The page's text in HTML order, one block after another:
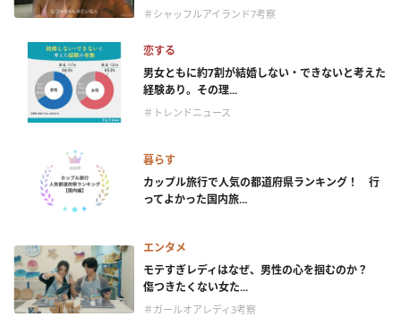
＃シャッフルアイランド7考察
恋する
男女ともに約7割が結婚しない・できないと考えた
経験あり。その理...
＃トレンドニュース
暮らす
カップル旅行で人気の都道府県ランキング！ 行
ってよかった国内旅...
エンタメ
モテすぎレディはなぜ、男性の心を掴むのか？
傷つきたくない女た...
＃ガールオアレディ3考察